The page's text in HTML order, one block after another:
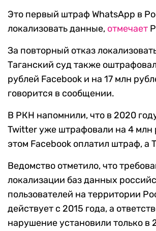
Это первый штраф WhatsApp в
локализовать данные, отмечает
За повторный отказ
Таганский суд также
рублей Facebook и на 17 млн
говорится в сообщении.
В РКН напомнили, что в 2020
Twitter уже штрафовали на 4 млн
этом Facebook оплатил штраф, а
Ведомство отметило, что
локализации баз данных
пользователей на территории
действует с 2015 года, а
нарушение установили только в